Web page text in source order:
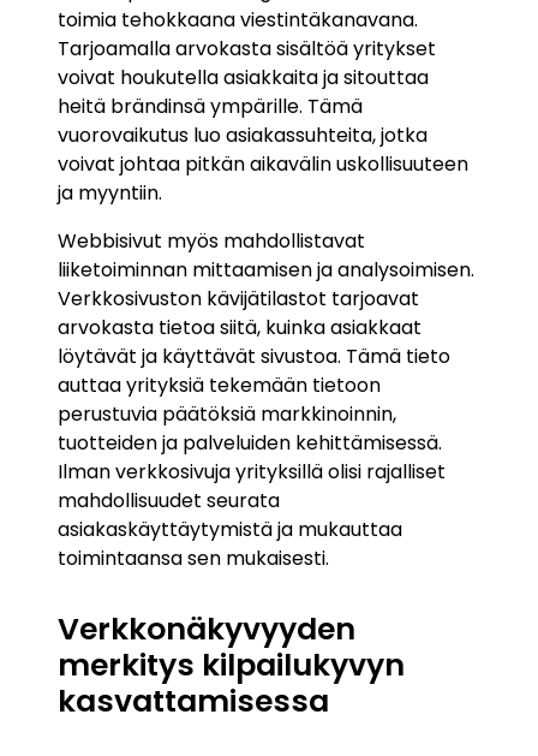
toimia tehokkaana viestintäkanavana.
Tarjoamalla arvokasta sisältöä yritykset
voivat houkutella asiakkaita ja sitouttaa
heitä brändinsä ympärille. Tämä
vuorovaikutus luo asiakassuhteita, jotka
voivat johtaa pitkän aikavälin uskollisuuteen
ja myyntiin.
Webbisivut myös mahdollistavat
liiketoiminnan mittaamisen ja analysoimisen.
Verkkosivuston kävijätilastot tarjoavat
arvokasta tietoa siitä, kuinka asiakkaat
löytävät ja käyttävät sivustoa. Tämä tieto
auttaa yrityksiä tekemään tietoon
perustuvia päätöksiä markkinoinnin,
tuotteiden ja palveluiden kehittämisessä.
Ilman verkkosivuja yrityksillä olisi rajalliset
mahdollisuudet seurata
asiakaskäyttäytymistä ja mukauttaa
toimintaansa sen mukaisesti.
Verkkonäkyvyyden
merkitys kilpailukyvyn
kasvattamisessa